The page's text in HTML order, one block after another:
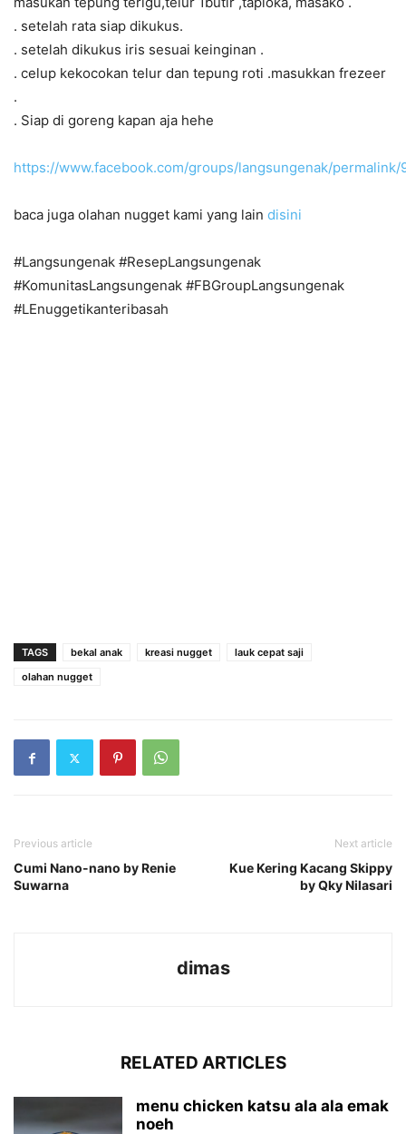
. setelah rata siap dikukus.
. setelah dikukus iris sesuai keinginan .
. celup kekocokan telur dan tepung roti .masukkan frezeer
.
. Siap di goreng kapan aja hehe
https://www.facebook.com/groups/langsungenak/
baca juga olahan nugget kami yang lain disini
#Langsungenak #ResepLangsungenak
#KomunitasLangsungenak #FBGroupLangsungenak
#LEnuggetikanteribasah
TAGS bekal anak kreasi nugget
lauk cepat saji
olahan nugget
Previous article
Cumi Nano-nano by Renie
Suwarna
Next article
Kue Kering Kacang Skippy
by Qky Nilasari
dimas
RELATED ARTICLES
menu chicken katsu ala ala emak
noeh